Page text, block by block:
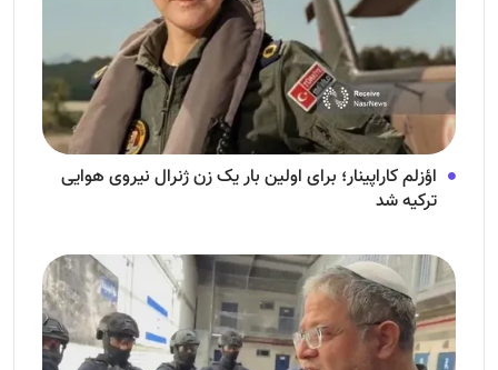
اؤزلم کاراپینار؛ برای اولین بار یک زن ژنرال نیروی هوایی
ترکیه شد